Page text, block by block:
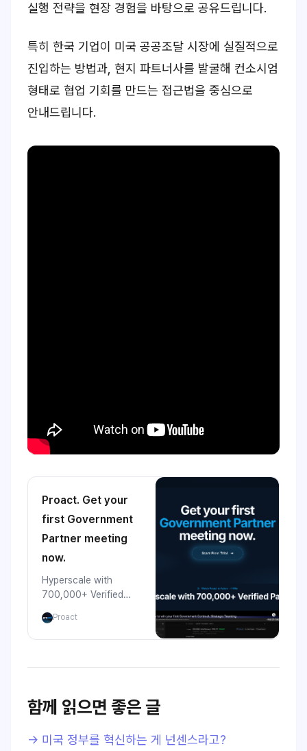
실행 전략을 현장 경험을 바탕으로 공유드립니다.
특히 한국 기업이 미국 공공조달 시장에 실질적으로
진입하는 방법과, 현지 파트너사를 발굴해 컨소시엄
형태로 협업 기회를 만드는 접근법을 중심으로
안내드립니다.
Proact. Get your
first Government
Partner meeting
now.
Hyperscale with
700,000+ Verified
Contracts You
Couldn’t Win Alone.
Proact
함께 읽으면 좋은 글
→ 미국 정부를 혁신하는 게 넌센스라고?